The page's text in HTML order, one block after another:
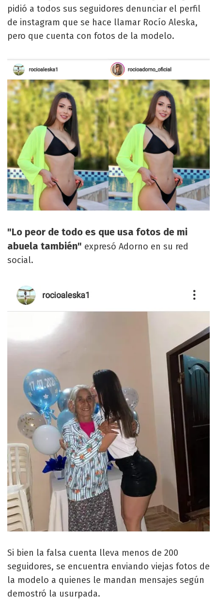
pidió a todos sus seguidores denunciar el perfil
de instagram que se hace llamar Rocío Aleska,
pero que cuenta con fotos de la modelo.
"Lo peor de todo es que usa fotos de mi
abuela también" expresó Adorno en su red
social.
Si bien la falsa cuenta lleva menos de 200
seguidores, se encuentra enviando viejas fotos de
la modelo a quienes le mandan mensajes según
demostró la usurpada.